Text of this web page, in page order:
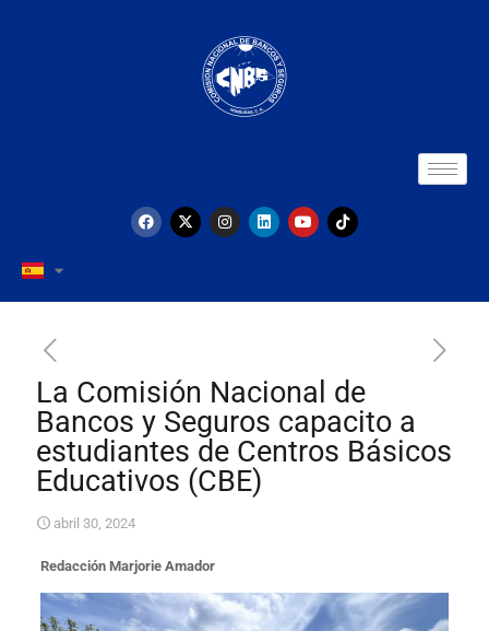
La Comisión Nacional de
Bancos y Seguros capacito a
estudiantes de Centros Básicos
Educativos (CBE)
abril 30, 2024
Redacción Marjorie Amador